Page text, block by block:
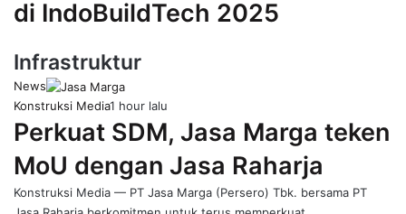
di IndoBuildTech 2025
Infrastruktur
News
Konstruksi Media1 hour lalu
Perkuat SDM, Jasa Marga teken
MoU dengan Jasa Raharja
Konstruksi Media — PT Jasa Marga (Persero) Tbk. bersama PT